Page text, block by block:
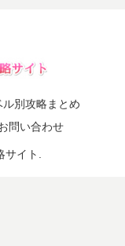
ル別攻略まとめ
問い合わせ
イト.